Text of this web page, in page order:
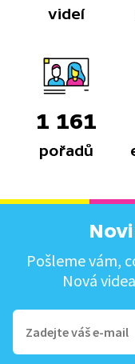
videí
1 161
pořadů
Pošleme vám,
Nová